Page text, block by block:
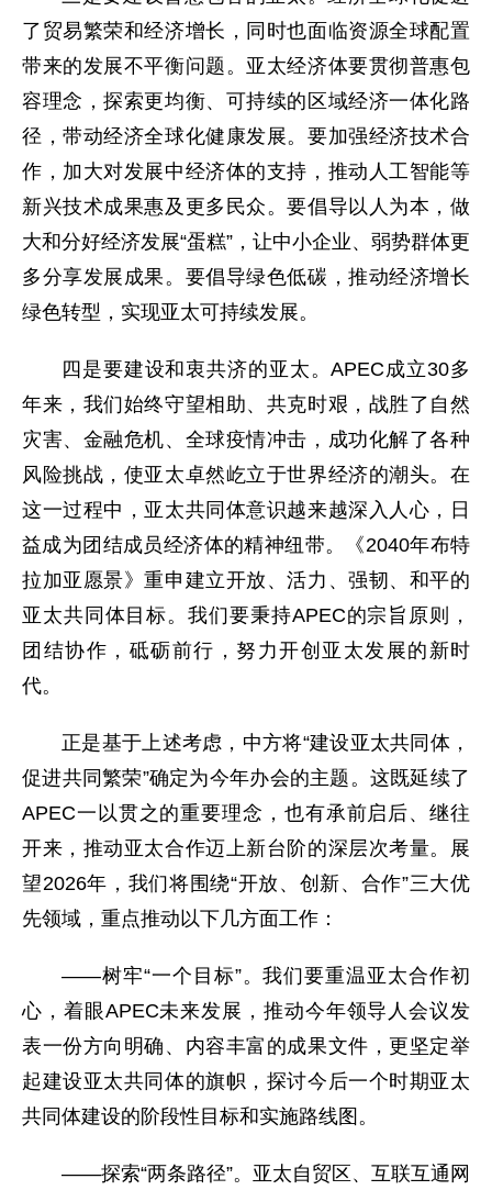
了贸易繁荣和经济增长，同时也面临资源全球配置
带来的发展不平衡问题。亚太经济体要贯彻普惠包
容理念，探索更均衡、可持续的区域经济一体化路
径，带动经济全球化健康发展。要加强经济技术合
作，加大对发展中经济体的支持，推动人工智能等
新兴技术成果惠及更多民众。要倡导以人为本，做
大和分好经济发展“蛋糕”，让中小企业、弱势群体更
多分享发展成果。要倡导绿色低碳，推动经济增长
绿色转型，实现亚太可持续发展。
四是要建设和衷共济的亚太。APEC成立30多
年来，我们始终守望相助、共克时艰，战胜了自然
灾害、金融危机、全球疫情冲击，成功化解了各种
风险挑战，使亚太卓然屹立于世界经济的潮头。在
这一过程中，亚太共同体意识越来越深入人心，日
益成为团结成员经济体的精神纽带。《2040年布特
拉加亚愿景》重申建立开放、活力、强韧、和平的
亚太共同体目标。我们要秉持APEC的宗旨原则，
团结协作，砥砺前行，努力开创亚太发展的新时
代。
正是基于上述考虑，中方将“建设亚太共同体，
促进共同繁荣”确定为今年办会的主题。这既延续了
APEC一以贯之的重要理念，也有承前启后、继往
开来，推动亚太合作迈上新台阶的深层次考量。展
望2026年，我们将围绕“开放、创新、合作”三大优
先领域，重点推动以下几方面工作：
——树牢“一个目标”。我们要重温亚太合作初
心，着眼APEC未来发展，推动今年领导人会议发
表一份方向明确、内容丰富的成果文件，更坚定举
起建设亚太共同体的旗帜，探讨今后一个时期亚太
共同体建设的阶段性目标和实施路线图。
——探索“两条路径”。亚太自贸区、互联互通网